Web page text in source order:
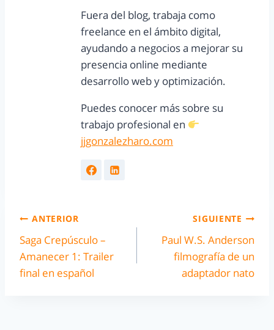
Fuera del blog, trabaja como
freelance en el ámbito digital,
ayudando a negocios a mejorar su
presencia online mediante
desarrollo web y optimización.
Puedes conocer más sobre su
trabajo profesional en
jjgonzalezharo.com
ANTERIOR
Saga Crepúsculo –
Amanecer 1: Trailer
final en español
SIGUIENTE
Paul W.S. Anderson
filmografía de un
adaptador nato